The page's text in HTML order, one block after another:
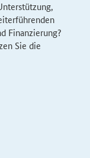
Finanzierung?
Sie die